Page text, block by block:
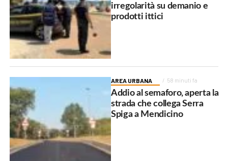
irregolarità su demanio e
prodotti ittici
AREA URBANA 58 minuti fa
Addio al semaforo, aperta la
strada che collega Serra
Spiga a Mendicino